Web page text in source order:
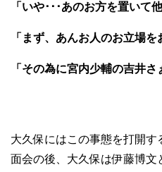
「いや･･･あのお方を置いて
「まず、あんお人のお立場
「その為に宮内少輔の吉井さ
大久保にはこの事態を打開す
面会の後、大久保は伊藤博